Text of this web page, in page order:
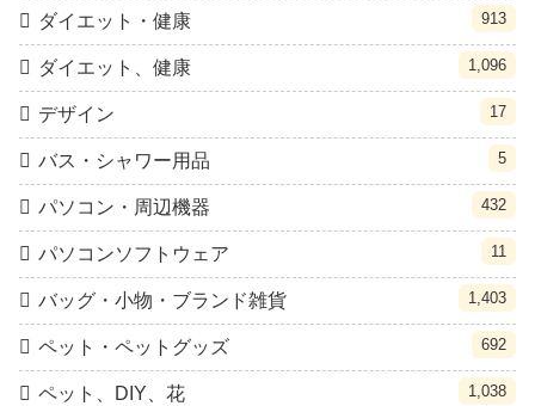
ダイエット・健康 913
ダイエット、健康 1,096
デザイン 17
バス・シャワー用品 5
パソコン・周辺機器 432
パソコンソフトウェア 11
バッグ・小物・ブランド雑貨 1,403
ペット・ペットグッズ 692
ペット、DIY、花 1,038